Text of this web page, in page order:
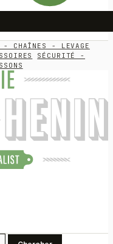
- CHAÎNES - LEVAGE
SÉCURITÉ -